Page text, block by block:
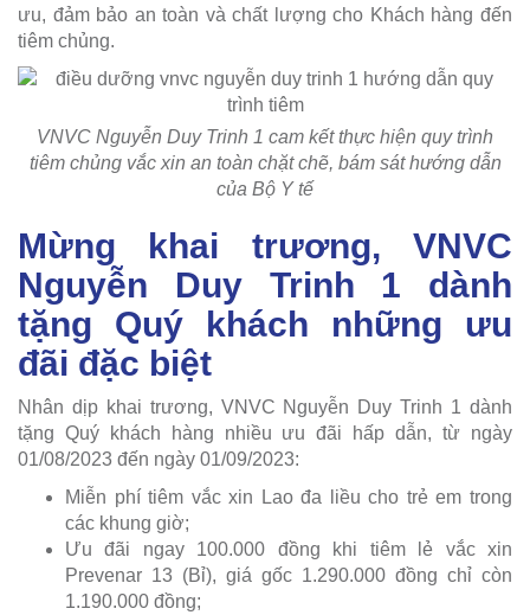
ưu, đảm bảo an toàn và chất lượng cho Khách hàng đến
tiêm chủng.
VNVC Nguyễn Duy Trinh 1 cam kết thực hiện quy trình
tiêm chủng vắc xin an toàn chặt chẽ, bám sát hướng dẫn
của Bộ Y tế
Mừng khai trương, VNVC
Nguyễn Duy Trinh 1 dành
tặng Quý khách những ưu
đãi đặc biệt
Nhân dịp khai trương, VNVC Nguyễn Duy Trinh 1 dành
tặng Quý khách hàng nhiều ưu đãi hấp dẫn, từ ngày
01/08/2023 đến ngày 01/09/2023:
Miễn phí tiêm vắc xin Lao đa liều cho trẻ em trong
các khung giờ;
Ưu đãi ngay 100.000 đồng khi tiêm lẻ vắc xin
Prevenar 13 (Bỉ), giá gốc 1.290.000 đồng chỉ còn
1.190.000 đồng;